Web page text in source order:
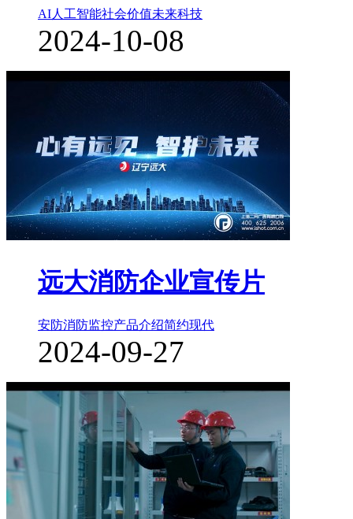
AI人工智能社会价值未来科技
2024-10-08
远大消防企业宣传片
安防消防监控产品介绍简约现代
2024-09-27